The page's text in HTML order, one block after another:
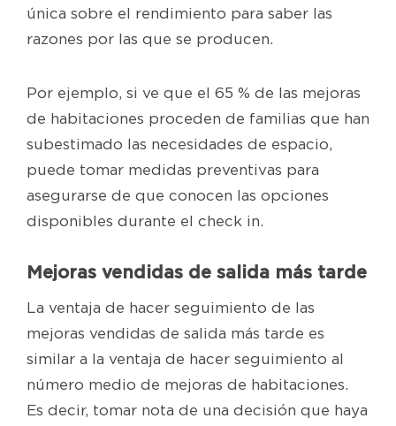
única sobre el rendimiento para saber las
razones por las que se producen.
Por ejemplo, si ve que el 65 % de las mejoras
de habitaciones proceden de familias que han
subestimado las necesidades de espacio,
puede tomar medidas preventivas para
asegurarse de que conocen las opciones
disponibles durante el check in.
Mejoras vendidas de salida más tarde
La ventaja de hacer seguimiento de las
mejoras vendidas de salida más tarde es
similar a la ventaja de hacer seguimiento al
número medio de mejoras de habitaciones.
Es decir, tomar nota de una decisión que haya